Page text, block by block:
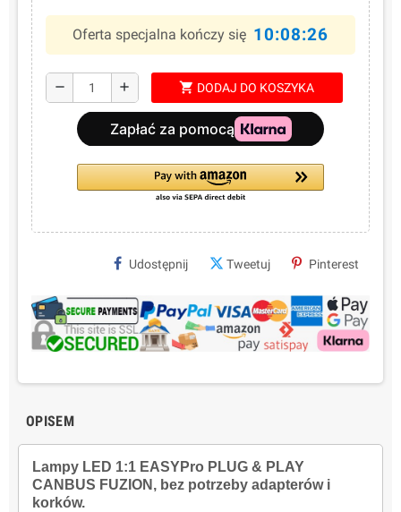
Oferta specjalna kończy się 10:08:25
remove add shopping_cart DODAJ DO KOSZYKA
Udostępnij Tweetuj Pinterest
OPISEM
Lampy LED 1:1 EASYPro PLUG & PLAY
CANBUS FUZION, bez potrzeby adapterów i
korków.